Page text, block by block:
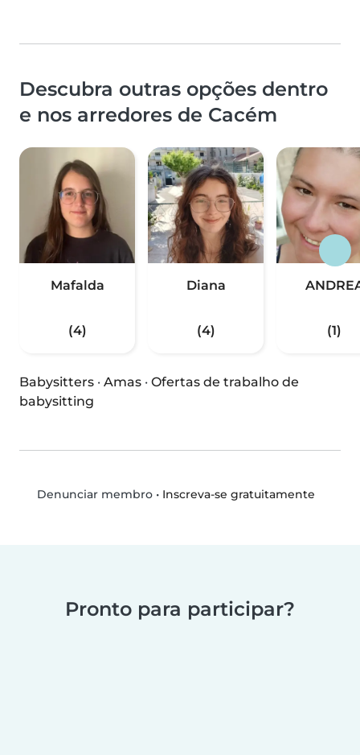
Descubra outras opções dentro
e nos arredores de Cacém
Mafalda
(4)
Diana
(4) (1)
Babysitters · Amas · Ofertas de trabalho de
babysitting
Denunciar membro• Inscreva-se gratuitamente
Pronto para participar?